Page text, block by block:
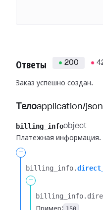
Ответы 200
Заказ успешно создан.
Телоapplication/json
billing_infoobject
Платежная информация.
-
billing_info.​
-
billing_info.​